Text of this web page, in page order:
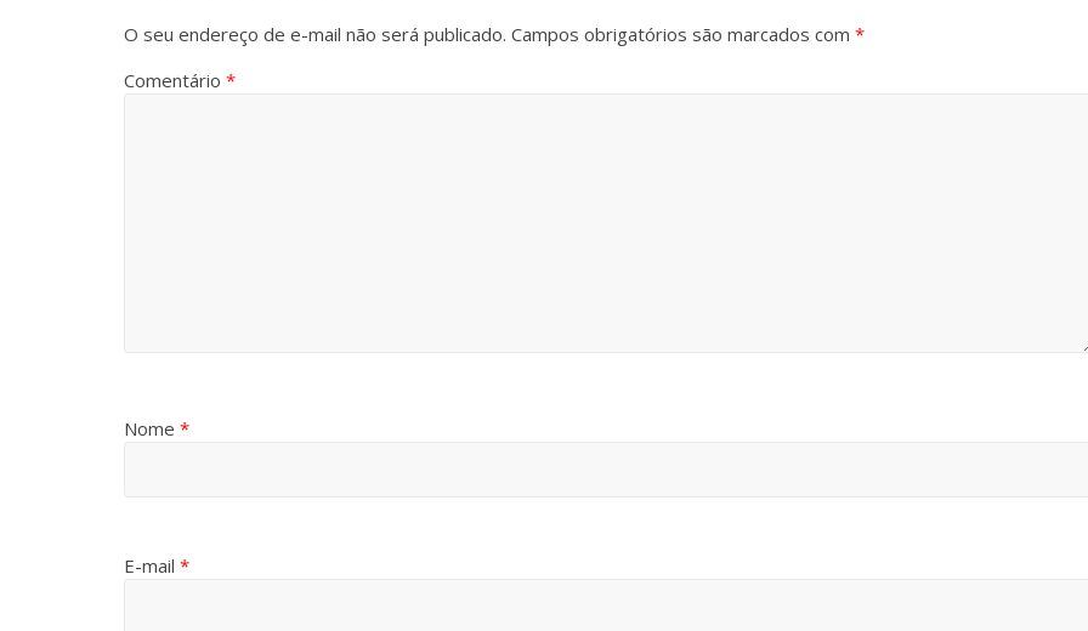
O seu endereço de e-mail não será publicado. Campos obrigatórios são marcados com *
Comentário *
Nome *
E-mail *